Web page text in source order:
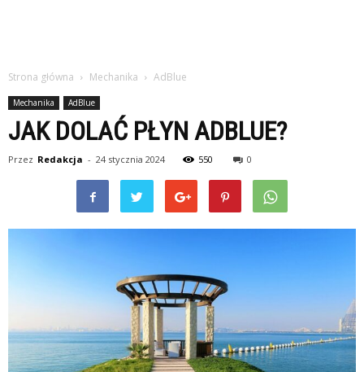
Strona główna Mechanika AdBlue
Mechanika AdBlue
JAK DOLAĆ PŁYN ADBLUE?
Przez Redakcja - 24 stycznia 2024 550 0